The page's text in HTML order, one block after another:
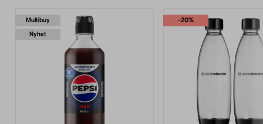
Multibuy
Nyhet
-20%